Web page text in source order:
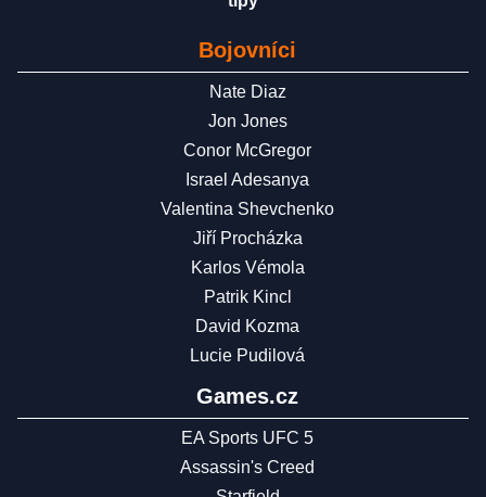
Bojovníci
Nate Diaz
Jon Jones
Conor McGregor
Israel Adesanya
Valentina Shevchenko
Jiří Procházka
Karlos Vémola
Patrik Kincl
David Kozma
Lucie Pudilová
Games.cz
EA Sports UFC 5
Assassin's Creed